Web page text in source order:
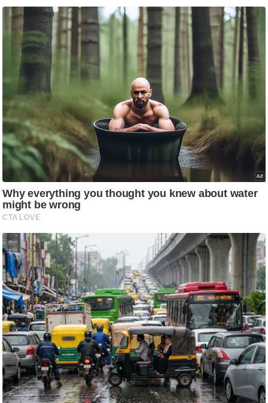
प
मी
क्षा
र्म
ज्यो
ति
ष
प्र
भु
म
हि
मा
/
ध
र्म
स्थ
ल
व्र
त
त्यो
हा
र